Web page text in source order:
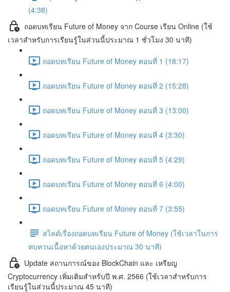
(4:38)
ถอดบทเรียน Future of Money จาก Course เรียน Online (ใช้
เวลาสำหรับการเรียนรู้ในส่วนนี้ประมาณ 1 ชั่วโมง 30 นาที)
ถอดบทเรียน Future of Money ตอนที่ 1 (18:17)
ถอดบทเรียน Future of Money ตอนที่ 2 (15:28)
ถอดบทเรียน Future of Money ตอนที่ 3 (13:00)
ถอดบทเรียน Future of Money ตอนที่ 4 (3:30)
ถอดบทเรียน Future of Money ตอนที่ 5 (4:29)
ถอดบทเรียน Future of Money ตอนที่ 6 (4:00)
ถอดบทเรียน Future of Money ตอนที่ 7 (3:55)
สไลด์เรื่องถอดบทเรียน Future of Money (ใช้เวลาในการ
ทบทวนเนื้อหาด้วยตนเองประมาณ 30 นาที)
Update สถานการณ์ของ BlockChain และ เหรียญ
Cryptocurrency เพิ่มเติมสำหรับปี พ.ศ. 2566 (ใช้เวลาสำหรับการ
เรียนรู้ในส่วนนี้ประมาณ 45 นาที)